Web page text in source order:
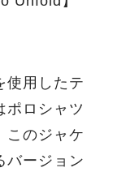
使用したテ
ポロシャツ
このジャケ
バージョン